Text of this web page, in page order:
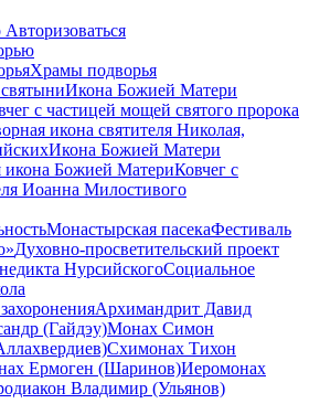
Авторизоваться
Храмы подворья
Икона Божией Матери
с частицей мощей святого пророка
икона святителя Николая,
Икона Божией Матери
икона Божией МатериКовчег с
Иоанна Милостивого
Монастырская пасекаФестиваль
Духовно-просветительский проект
НурсийскогоСоциальное
Архимандрит Давид
(Гайдэу)Монах Симон
Схимонах Тихон
Ермоген (Шаринов)Иеромонах
Владимир (Ульянов)